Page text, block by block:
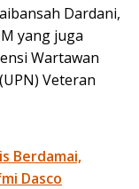
Dardani,
yang juga
Wartawan
Veteran
Berdamai,
Dasco